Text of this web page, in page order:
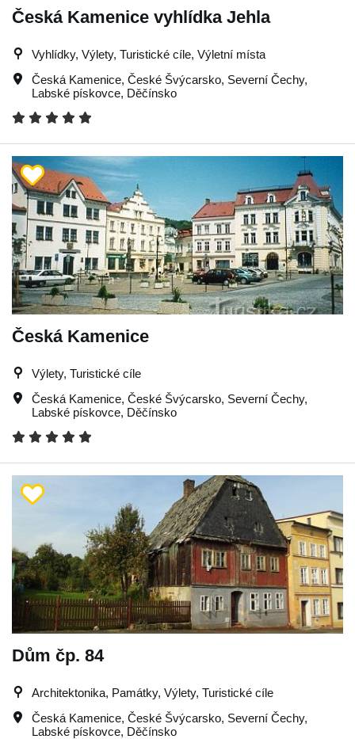
Česká Kamenice vyhlídka Jehla
Vyhlídky, Výlety, Turistické cíle, Výletní místa
Česká Kamenice, České Švýcarsko, Severní Čechy,
Labské pískovce, Děčínsko
Česká Kamenice
Výlety, Turistické cíle
Česká Kamenice, České Švýcarsko, Severní Čechy,
Labské pískovce, Děčínsko
Dům čp. 84
Architektonika, Památky, Výlety, Turistické cíle
Česká Kamenice, České Švýcarsko, Severní Čechy,
Labské pískovce, Děčínsko